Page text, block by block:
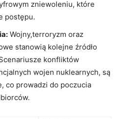
zniewoleniu, które
postępu.
Wojny,terroryzm oraz
stanowią kolejne źródło
konfliktów
wojen nuklearnych, są
co prowadzi do poczucia